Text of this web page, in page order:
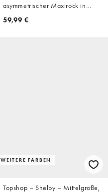
asymmetrischer Maxirock in
Grün und Braun gepunktet mit
59,99 €
WEITERE FARBEN
Topshop – Shelby – Mittelgroße,